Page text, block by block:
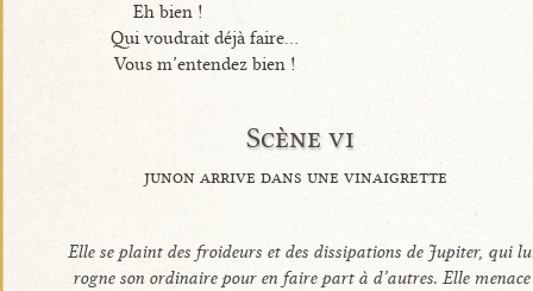
Eh bien !
Qui voudrait déjà faire...
Vous m’entendez bien !
Scène vi
junon arrive dans une vinaigrette
Elle se plaint des froideurs et des dissipations de Jupiter, qui
rogne son ordinaire pour en faire part à d’autres. Elle menace